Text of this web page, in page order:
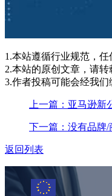
1.本站遵循行业规范，
2.本站的原创文章，请
3.作者投稿可能会经我们
上一篇：亚马逊
下一篇：没有品牌/
返回列表